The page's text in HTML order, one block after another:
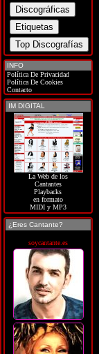
INFO
Política De Privacidad
Política De Cookies
Contacto
IM DIGITAL
La Web de los
Cantantes
Playbacks
en formato
MIDI y MP3
¿Eres Cantante?
soycantante.es